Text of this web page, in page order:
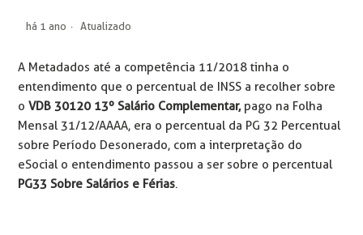
há 1 ano Atualizado
A Metadados até a competência 11/2018 tinha o
entendimento que o percentual de INSS a recolher sobre
oVDB 30120 13º Salário Complementar, pago na Folha
Mensal 31/12/AAAA, era o percentual da PG 32 Percentual
sobre Período Desonerado, com a interpretação do
eSocial o entendimento passou a ser sobre o percentual
PG33 Sobre Salários e Férias.